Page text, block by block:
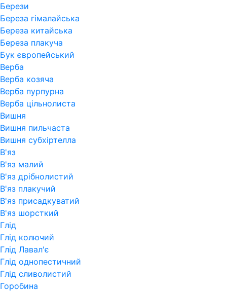
Берези
Береза гімалайська
Береза китайська
Береза плакуча
Бук європейський
Верба
Верба козяча
Верба пурпурна
Верба цільнолиста
Вишня
Вишня пильчаста
Вишня субхіртелла
В'яз
В'яз малий
В'яз дрібнолистий
В'яз плакучий
В'яз присадкуватий
В'яз шорсткий
Глід
Глід колючий
Глід Лавал'є
Глід однопестичний
Глід сливолистий
Горобина